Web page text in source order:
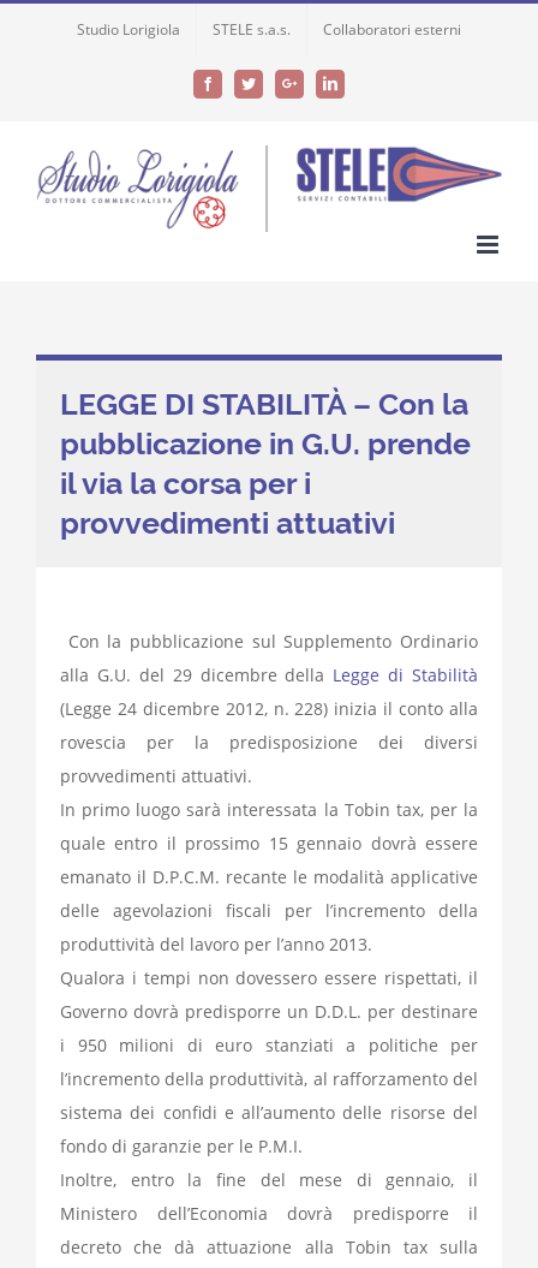
Studio Lorigiola STELE s.a.s. Collaboratori esterni
FacebookTwitterGoogle+LinkedIn
LEGGE DI STABILITÀ – Con la
pubblicazione in G.U. prende
il via la corsa per i
provvedimenti attuativi
Con la pubblicazione sul Supplemento Ordinario
alla G.U. del 29 dicembre della Legge di Stabilità
(Legge 24 dicembre 2012, n. 228) inizia il conto alla
rovescia per la predisposizione dei diversi
provvedimenti attuativi.
In primo luogo sarà interessata la Tobin tax, per la
quale entro il prossimo 15 gennaio dovrà essere
emanato il D.P.C.M. recante le modalità applicative
delle agevolazioni fiscali per l’incremento della
produttività del lavoro per l’anno 2013.
Qualora i tempi non dovessero essere rispettati, il
Governo dovrà predisporre un D.D.L. per destinare
i 950 milioni di euro stanziati a politiche per
l’incremento della produttività, al rafforzamento del
sistema dei confidi e all’aumento delle risorse del
fondo di garanzie per le P.M.I.
Inoltre, entro la fine del mese di gennaio, il
Ministero dell’Economia dovrà predisporre il
decreto che dà attuazione alla Tobin tax sulla